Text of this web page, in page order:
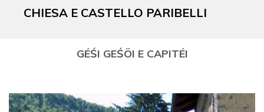
CHIESA E CASTELLO PARIBELLI
GÉŚI GEŚÖI E CAPITÉI